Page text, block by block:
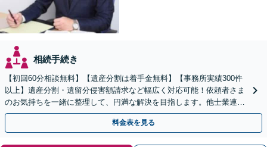
相続手続き
【初回60分相談無料】【遺産分割は着手金無料】【事務所実績300件
以上】遺産分割・遺留分侵害額請求など幅広く対応可能！依頼者さま
のお気持ちを一緒に整理して、円満な解決を目指します。他士業連携
でスピード解決【出張相談OK】
料金表を見る